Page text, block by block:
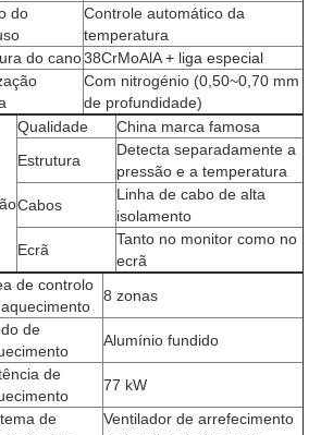
do
Controle automático da
temperatura
do cano38CrMoAlA + liga especial
Com nitrogénio (0,50~0,70 mm
de profundidade)
Qualidade
China marca famosa
Estrutura
Detecta separadamente a
pressão e a temperatura
Cabos
Linha de cabo de alta
isolamento
Ecrã
Tanto no monitor como no
ecrã
de controlo
8 zonas
de
Alumínio fundido
de
77 kW
de
Ventilador de arrefecimento